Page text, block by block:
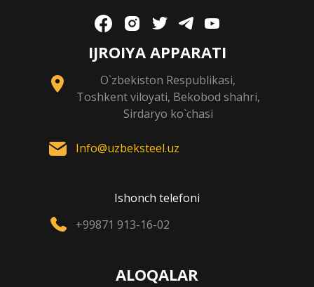
IJROIYA APPARATI
O`zbekiston Respublikasi,
Toshkent viloyati, Bekobod shahri,
Sirdaryo ko`chasi
Info@uzbeksteel.uz
Ishonch telefoni
+99871 913-16-02
ALOQALAR